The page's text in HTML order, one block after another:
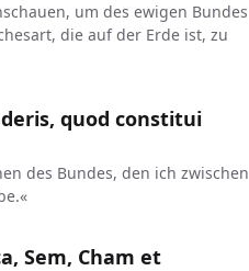
um des ewigen Bundes
die auf der Erde ist, zu
quod constitui
des Bundes, den ich zwischen
Sem, Cham et